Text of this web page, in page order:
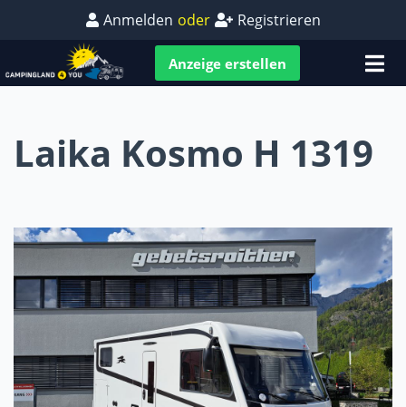
Anmelden oder Registrieren
Anzeige erstellen
Laika Kosmo H 1319